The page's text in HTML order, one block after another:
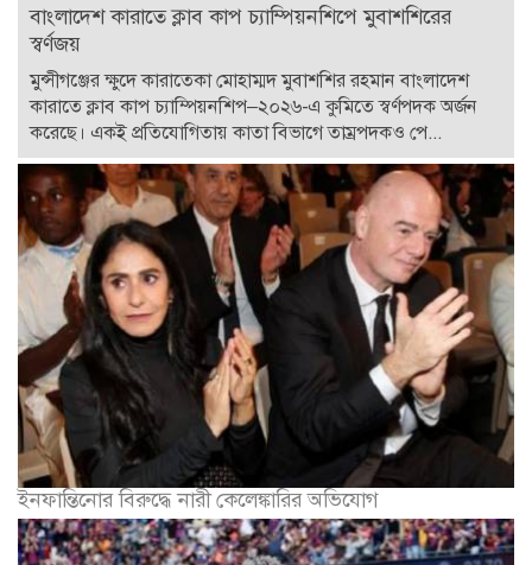
বাংলাদেশ কারাতে ক্লাব কাপ চ্যাম্পিয়নশিপে মুবাশশিরের
স্বর্ণজয়
মুন্সীগঞ্জের ক্ষুদে কারাতেকা মোহাম্মদ মুবাশশির রহমান বাংলাদেশ
কারাতে ক্লাব কাপ চ্যাম্পিয়নশিপ–২০২৬-এ কুমিতে স্বর্ণপদক অর্জন
করেছে। একই প্রতিযোগিতায় কাতা বিভাগে তাম্রপদকও পে...
ইনফান্তিনোর বিরুদ্ধে নারী কেলেঙ্কারির অভিযোগ